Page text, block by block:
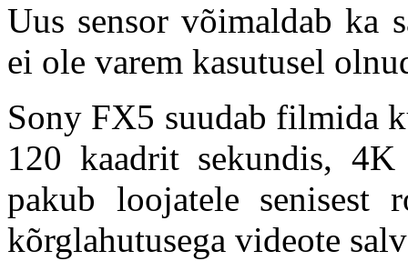
Uus sensor võimaldab ka
ei ole varem kasutusel
Sony FX5 suudab filmida
120 kaadrit sekundis,
pakub loojatele senisest
kõrglahutusega videote